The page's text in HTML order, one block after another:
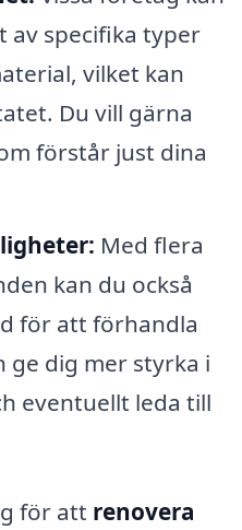
av specifika typer
vilket kan
Du vill gärna
förstår just dina
Med flera
kan du också
för att förhandla
ge dig mer styrka i
eventuellt leda till
för att renovera